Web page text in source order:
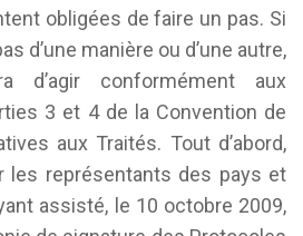
obligées de faire un pas. Si
d’une manière ou d’une autre,
d’agir conformément aux
3 et 4 de la Convention de
aux Traités. Tout d’abord,
les représentants des pays et
assisté, le 10 octobre 2009,